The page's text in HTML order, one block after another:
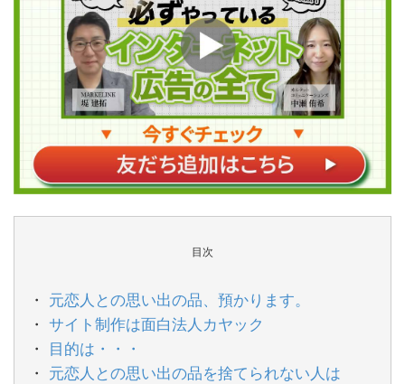
目次
元恋人との思い出の品、預かります。
サイト制作は面白法人カヤック
目的は・・・
元恋人との思い出の品を捨てられない人は